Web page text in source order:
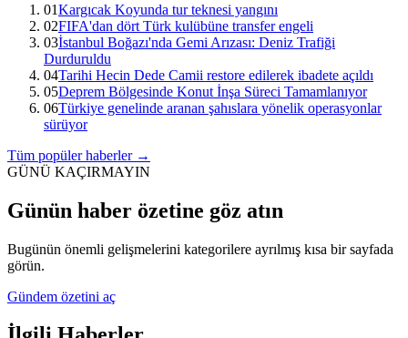
01Kargıcak Koyunda tur teknesi yangını
02FIFA'dan dört Türk kulübüne transfer engeli
03İstanbul Boğazı'nda Gemi Arızası: Deniz Trafiği
Durduruldu
04Tarihi Hecin Dede Camii restore edilerek ibadete açıldı
05Deprem Bölgesinde Konut İnşa Süreci Tamamlanıyor
06Türkiye genelinde aranan şahıslara yönelik operasyonlar
sürüyor
Tüm popüler haberler →
GÜNÜ KAÇIRMAYIN
Günün haber özetine göz atın
Bugünün önemli gelişmelerini kategorilere ayrılmış kısa bir sayfada
görün.
Gündem özetini aç